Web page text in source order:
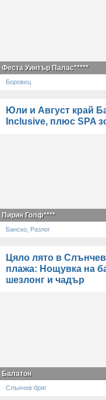
Феста Уинтър Палас*****
Боровец
Юли и Август край
Inclusive, плюс SPA
Пирин Голф****
Банско, Разлог
Цяло лято в
плажа: Нощувка на
шезлонг и чадър
Балатон
Слънчев бряг